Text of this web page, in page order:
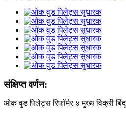
संक्षिप्त वर्णन:
ओक वुड पिलेट्स रिफॉर्मर ४ मुख्य विक्री बिंदू